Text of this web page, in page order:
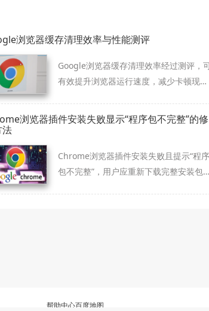
浏览器缓存清理效率与性能测评
Google浏览器缓存清理效率经过测评，
有效提升浏览器运行速度，减少卡顿现
浏览器插件安装失败显示“程序包不完整”的修
法
Chrome浏览器插件安装失败且提示“程序
包不完整”，用户应重新下载完整安装包，
帮助中心百度地图